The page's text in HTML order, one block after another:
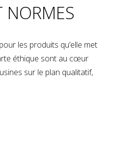
NORMES
les produits qu’elle met
éthique sont au cœur
sur le plan qualitatif,